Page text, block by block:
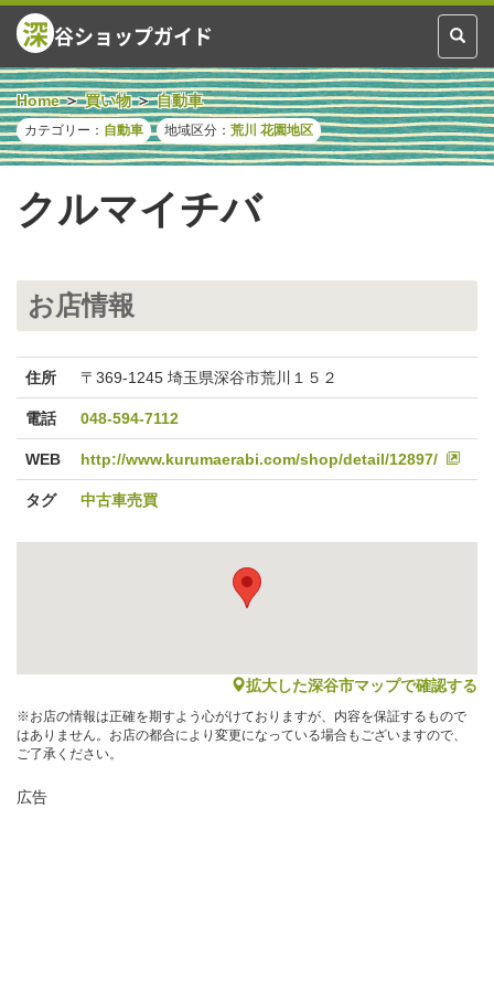
Toggle
深 谷ショップガイド
Home 買い物 自動車
カテゴリー： 自動車 地域区分： 荒川 花園地区
クルマイチバ
お店情報
住所 〒369-1245 埼玉県深谷市荒川１５２
電話 048-594-7112
WEB http://www.kurumaerabi.com/shop/detail/12897/
タグ 中古車売買
map
拡大した深谷市マップで確認する
※お店の情報は正確を期すよう心がけておりますが、内容を保証するもので
はありません。お店の都合により変更になっている場合もございますので、
ご了承ください。
広告